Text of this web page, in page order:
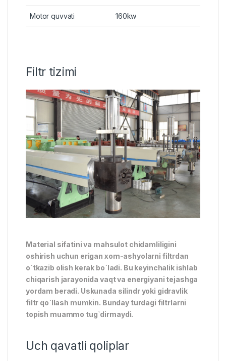
Motor quvvati 160kw
Filtr tizimi
Material sifatini va mahsulot chidamliligini
oshirish uchun erigan xom-ashyolarni filtrdan
o`tkazib olish kerak bo`ladi. Bu keyinchalik ishlab
chiqarish jarayonida vaqt va energiyani tejashga
yordam beradi. Uskunada silindr yoki gidravlik
filtr qo`llash mumkin. Bunday turdagi filtrlarni
topish muammo tug`dirmaydi.
Uch qavatli qoliplar